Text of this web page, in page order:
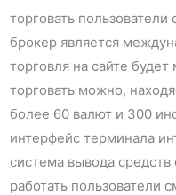
торговать
брокер является
торговля на сайте
торговать можно,
более 60 валют и 300
интерфейс терминала
система вывода
работать пользователи